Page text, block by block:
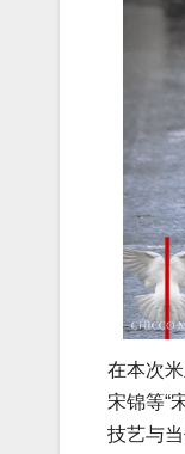
在本次
宋锦等“
技艺与当